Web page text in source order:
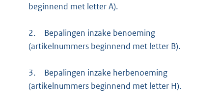
beginnend met letter A).
2.
Bepalingen inzake benoeming
(artikelnummers beginnend met letter B).
3.
Bepalingen inzake herbenoeming
(artikelnummers beginnend met letter H).